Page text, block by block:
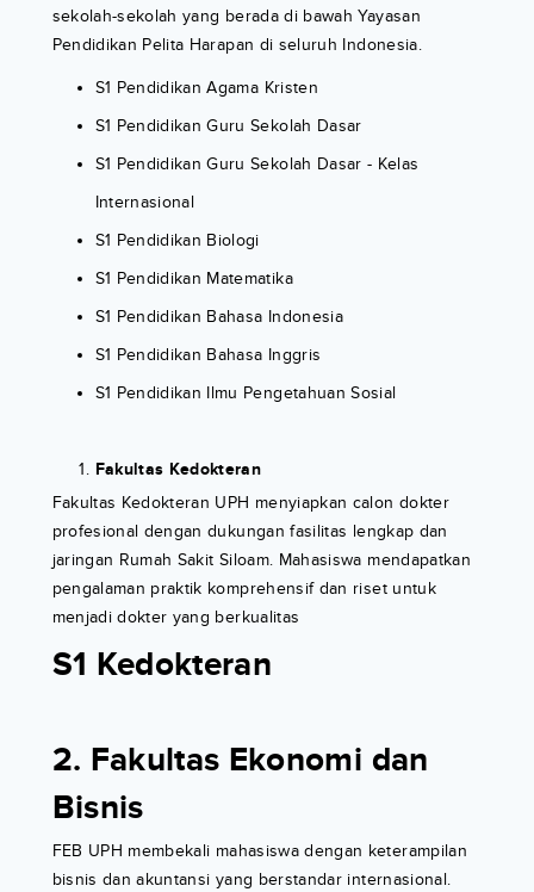
sekolah-sekolah yang berada di bawah Yayasan
Pendidikan Pelita Harapan di seluruh Indonesia.
S1 Pendidikan Agama Kristen
S1 Pendidikan Guru Sekolah Dasar
S1 Pendidikan Guru Sekolah Dasar - Kelas
Internasional
S1 Pendidikan Biologi
S1 Pendidikan Matematika
S1 Pendidikan Bahasa Indonesia
S1 Pendidikan Bahasa Inggris
S1 Pendidikan Ilmu Pengetahuan Sosial
Fakultas Kedokteran
Fakultas Kedokteran UPH menyiapkan calon dokter
profesional dengan dukungan fasilitas lengkap dan
jaringan Rumah Sakit Siloam. Mahasiswa mendapatkan
pengalaman praktik komprehensif dan riset untuk
menjadi dokter yang berkualitas
S1 Kedokteran
2. Fakultas Ekonomi dan
Bisnis
FEB UPH membekali mahasiswa dengan keterampilan
bisnis dan akuntansi yang berstandar internasional.